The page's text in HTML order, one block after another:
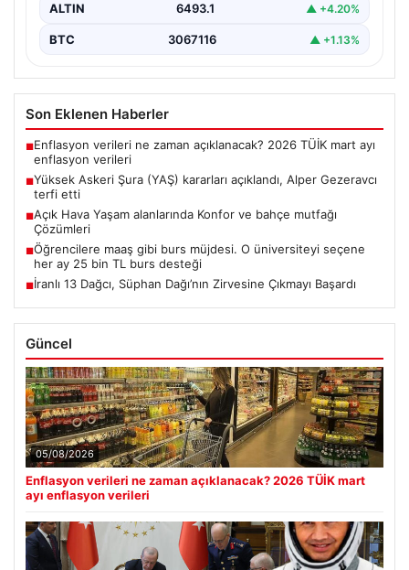
ALTIN 6493.1 ▲ +4.20%
BTC 3067116 ▲ +1.13%
Son Eklenen Haberler
■Enflasyon verileri ne zaman açıklanacak? 2026 TÜİK mart ayı
enflasyon verileri
■Yüksek Askeri Şura (YAŞ) kararları açıklandı, Alper Gezeravcı
terfi etti
■Açık Hava Yaşam alanlarında Konfor ve bahçe mutfağı
Çözümleri
■Öğrencilere maaş gibi burs müjdesi. O üniversiteyi seçene
her ay 25 bin TL burs desteği
■İranlı 13 Dağcı, Süphan Dağı’nın Zirvesine Çıkmayı Başardı
Güncel
05/08/2026
Enflasyon verileri ne zaman açıklanacak? 2026 TÜİK mart
ayı enflasyon verileri